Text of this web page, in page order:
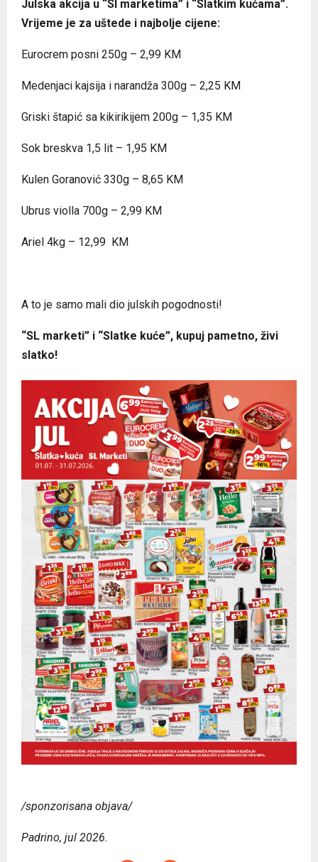
Julska akcija u “Sl marketima” i “Slatkim kućama”.
Vrijeme je za uštede i najbolje cijene:
Eurocrem posni 250g – 2,99 KM
Medenjaci kajsija i narandža 300g – 2,25 KM
Griski štapić sa kikirikijem 200g – 1,35 KM
Sok breskva 1,5 lit – 1,95 KM
Kulen Goranović 330g – 8,65 KM
Ubrus violla 700g – 2,99 KM
Ariel 4kg – 12,99 KM
A to je samo mali dio julskih pogodnosti!
“SL marketi” i “Slatke kuće”, kupuj pametno, živi
slatko!
/sponzorisana objava/
Padrino, jul 2026.